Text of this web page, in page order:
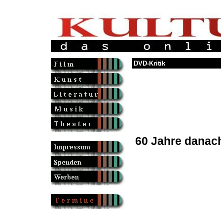
DVD-Kritik
60 Jahre